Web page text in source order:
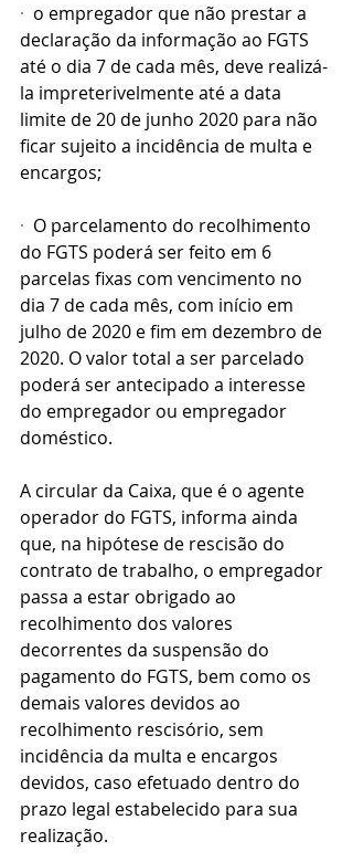
·
  o empregador que não prestar a
declaração da informação ao FGTS
até o dia 7 de cada mês, deve realizá-
la impreterivelmente até a data
limite de 20 de junho 2020 para não
ficar sujeito a incidência de multa e
encargos;
·
  O parcelamento do recolhimento
do FGTS poderá ser feito em 6
parcelas fixas com vencimento no
dia 7 de cada mês, com início em
julho de 2020 e fim em dezembro de
2020. O valor total a ser parcelado
poderá ser antecipado a interesse
do empregador ou empregador
doméstico.
A circular da Caixa, que é o agente
operador do FGTS, informa ainda
que, na hipótese de rescisão do
contrato de trabalho, o empregador
passa a estar obrigado ao
recolhimento dos valores
decorrentes da suspensão do
pagamento do FGTS, bem como os
demais valores devidos ao
recolhimento rescisório, sem
incidência da multa e encargos
devidos, caso efetuado dentro do
prazo legal estabelecido para sua
realização.